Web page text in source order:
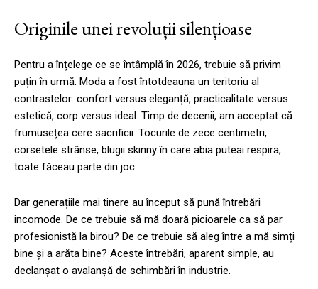
Originile unei revoluții silențioase
Pentru a înțelege ce se întâmplă în 2026, trebuie să privim
puțin în urmă. Moda a fost întotdeauna un teritoriu al
contrastelor: confort versus eleganță, practicalitate versus
estetică, corp versus ideal. Timp de decenii, am acceptat că
frumusețea cere sacrificii. Tocurile de zece centimetri,
corsetele strânse, blugii skinny în care abia puteai respira,
toate făceau parte din joc.
Dar generațiile mai tinere au început să pună întrebări
incomode. De ce trebuie să mă doară picioarele ca să par
profesionistă la birou? De ce trebuie să aleg între a mă simți
bine și a arăta bine? Aceste întrebări, aparent simple, au
declanșat o avalanșă de schimbări în industrie.